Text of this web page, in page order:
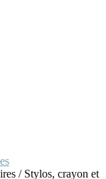
/ Stylos, crayon et